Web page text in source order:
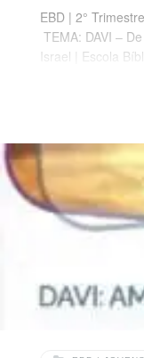
EBD | 2°
TEMA: DAVI –
Israel | Escola
contra Davi que,
princípios e
Dt 32.16-18 O
ciúme